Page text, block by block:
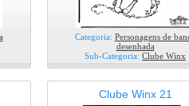
Categoria: Personagens de
desenhada
Sub-Categoria: Clube Winx
Clube Winx 21